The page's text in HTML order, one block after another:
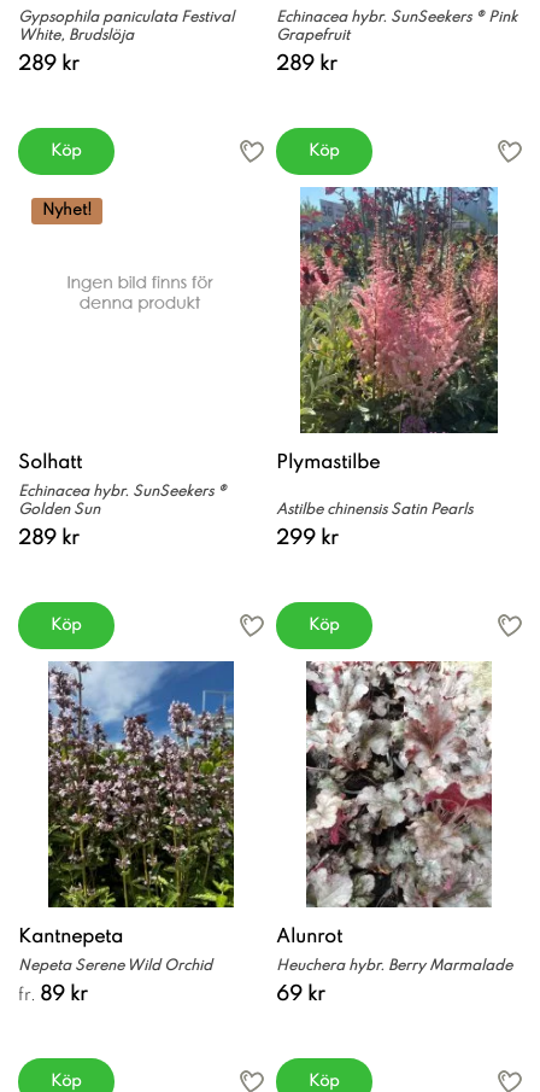
Gypsophila paniculata Festival
White, Brudslöja
289 kr
Köp
Echinacea hybr. SunSeekers ® Pink
Grapefruit
289 kr
Köp
Nyhet!
Solhatt
Echinacea hybr. SunSeekers ®
Golden Sun
289 kr
Köp
Plymastilbe
Astilbe chinensis Satin Pearls
299 kr
Köp
Kantnepeta
Nepeta Serene Wild Orchid
fr. 89 kr
Köp
Alunrot
Heuchera hybr. Berry Marmalade
69 kr
Köp